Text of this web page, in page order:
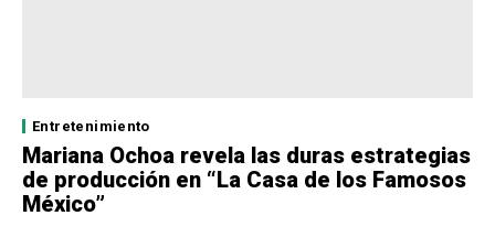
Entretenimiento
Mariana Ochoa revela las duras estrategias
de producción en “La Casa de los Famosos
México”